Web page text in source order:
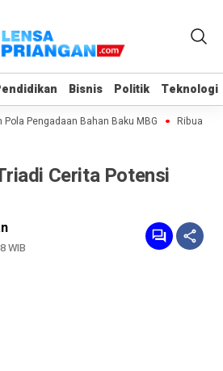
Bisnis Politik Teknologi
Bisnis Politik Teknologi
Pengadaan Bahan Baku MBG Ribuan
Cerita Potensi
WIB